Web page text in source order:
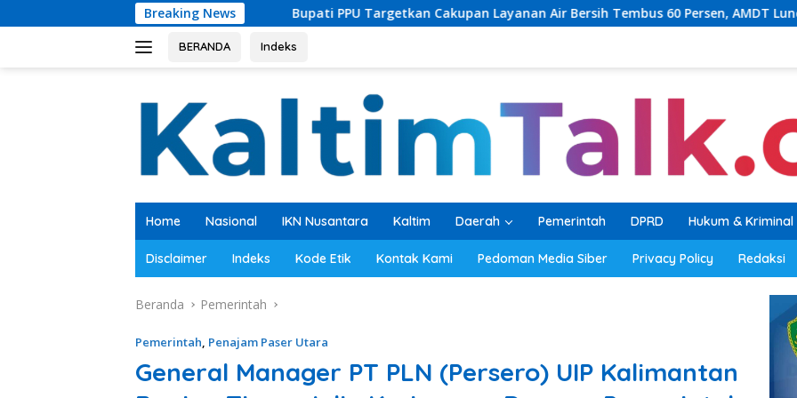
ke
Breaking News
Bupati PPU Targetkan Cakupan Layanan Air Bersih Tembus 60 Persen, AMDT Luncurkan Program Gratis
BERANDA Indeks
Home Nasional IKN Nusantara Kaltim Daerah Pemerintah DPRD Hukum & Kriminal
Disclaimer Indeks Kode Etik Kontak Kami Pedoman Media Siber Privacy Policy Redaksi
Beranda Pemerintah
Pemerintah, Penajam Paser Utara
General Manager PT PLN (Persero) UIP Kalimantan